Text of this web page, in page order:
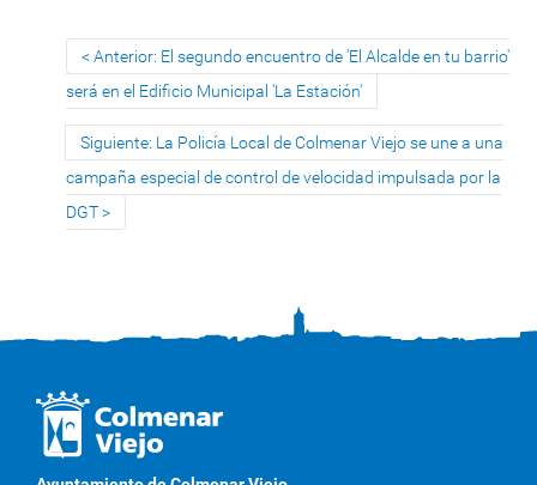
Anterior: El segundo encuentro de 'El Alcalde en tu barrio'
será en el Edificio Municipal 'La Estación'
Siguiente: La Policía Local de Colmenar Viejo se une a una
campaña especial de control de velocidad impulsada por la
DGT